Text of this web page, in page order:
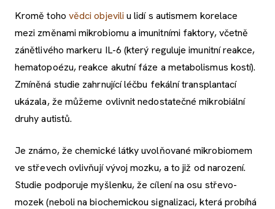
Kromě toho vědci objevili u lidí s autismem korelace
mezi změnami mikrobiomu a imunitními faktory, včetně
zánětlivého markeru IL-6 (který reguluje imunitní reakce,
hematopoézu, reakce akutní fáze a metabolismus kostí).
Zmíněná studie zahrnující léčbu fekální transplantací
ukázala, že můžeme ovlivnit nedostatečné mikrobiální
druhy autistů.
Je známo, že chemické látky uvolňované mikrobiomem
ve střevech ovlivňují vývoj mozku, a to již od narození.
Studie podporuje myšlenku, že cílení na osu střevo-
mozek (neboli na biochemickou signalizaci, která probíhá